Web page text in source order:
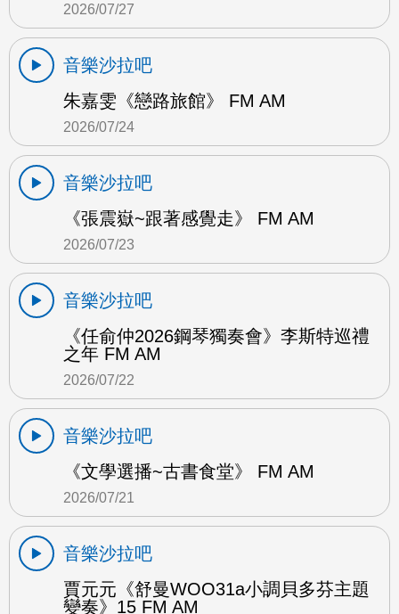
2026/07/27
音樂沙拉吧
朱嘉雯《戀路旅館》 FM AM
2026/07/24
音樂沙拉吧
《張震嶽~跟著感覺走》 FM AM
2026/07/23
音樂沙拉吧
《任俞仲2026鋼琴獨奏會》李斯特巡禮
之年 FM AM
2026/07/22
音樂沙拉吧
《文學選播~古書食堂》 FM AM
2026/07/21
音樂沙拉吧
賈元元《舒曼WOO31a小調貝多芬主題
變奏》15 FM AM